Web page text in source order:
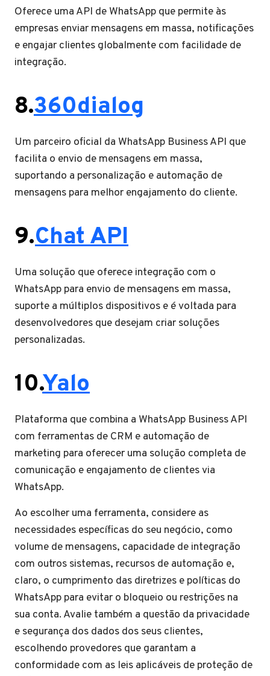
Oferece uma API de WhatsApp que permite às
empresas enviar mensagens em massa, notificações
e engajar clientes globalmente com facilidade de
integração.
8.360dialog
Um parceiro oficial da WhatsApp Business API que
facilita o envio de mensagens em massa,
suportando a personalização e automação de
mensagens para melhor engajamento do cliente.
9.Chat API
Uma solução que oferece integração com o
WhatsApp para envio de mensagens em massa,
suporte a múltiplos dispositivos e é voltada para
desenvolvedores que desejam criar soluções
personalizadas.
10.Yalo
Plataforma que combina a WhatsApp Business API
com ferramentas de CRM e automação de
marketing para oferecer uma solução completa de
comunicação e engajamento de clientes via
WhatsApp.
Ao escolher uma ferramenta, considere as
necessidades específicas do seu negócio, como
volume de mensagens, capacidade de integração
com outros sistemas, recursos de automação e,
claro, o cumprimento das diretrizes e políticas do
WhatsApp para evitar o bloqueio ou restrições na
sua conta. Avalie também a questão da privacidade
e segurança dos dados dos seus clientes,
escolhendo provedores que garantam a
conformidade com as leis aplicáveis de proteção de